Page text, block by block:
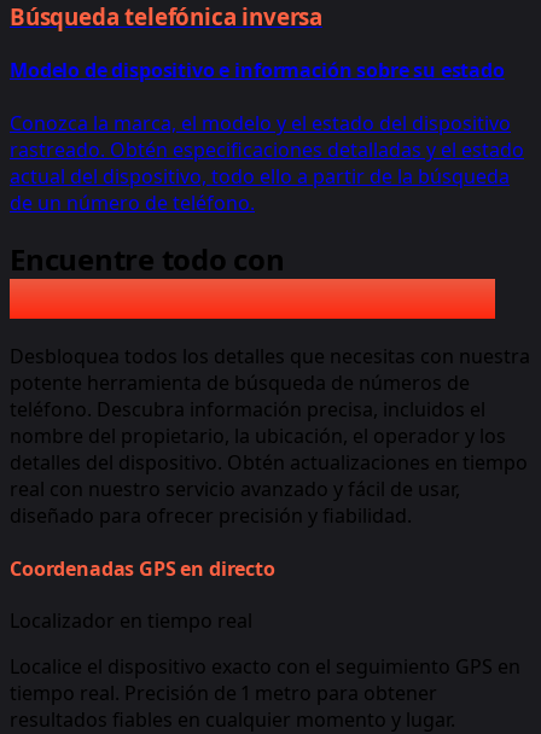
Búsqueda telefónica inversa
Modelo de dispositivo e información sobre su estado
Conozca la marca, el modelo y el estado del dispositivo
rastreado. Obtén especificaciones detalladas y el estado
actual del dispositivo, todo ello a partir de la búsqueda
de un número de teléfono.
Encuentre todo con
Búsqueda de números de teléfono
Búsqueda de números de teléfono
Desbloquea todos los detalles que necesitas con nuestra
potente herramienta de búsqueda de números de
teléfono. Descubra información precisa, incluidos el
nombre del propietario, la ubicación, el operador y los
detalles del dispositivo. Obtén actualizaciones en tiempo
real con nuestro servicio avanzado y fácil de usar,
diseñado para ofrecer precisión y fiabilidad.
Coordenadas GPS en directo
Localizador en tiempo real
Localice el dispositivo exacto con el seguimiento GPS en
tiempo real. Precisión de 1 metro para obtener
resultados fiables en cualquier momento y lugar.